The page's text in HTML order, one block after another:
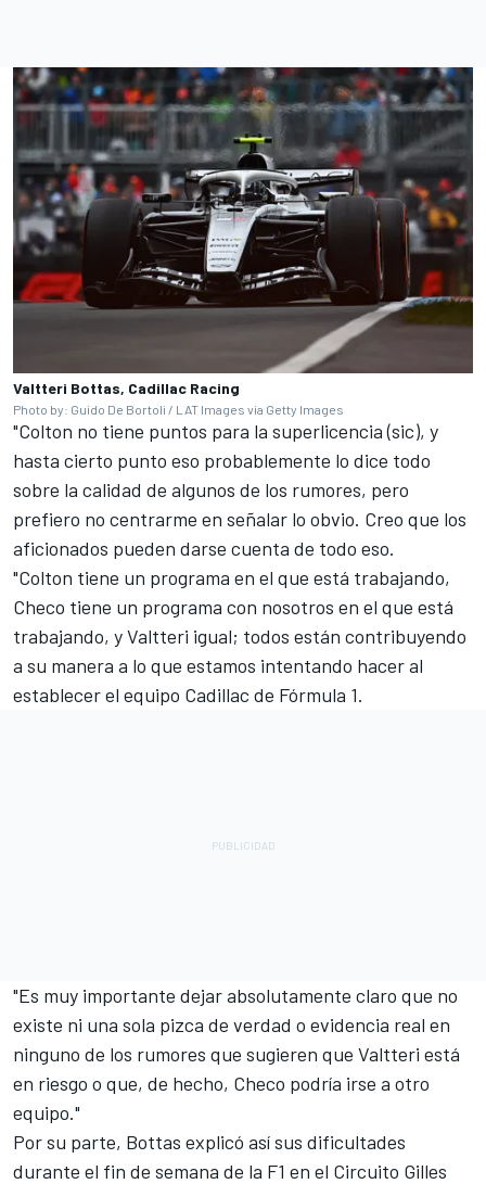
Valtteri Bottas, Cadillac Racing
Photo by: Guido De Bortoli / LAT Images via Getty Images
"Colton no tiene puntos para la superlicencia (sic), y
hasta cierto punto eso probablemente lo dice todo
sobre la calidad de algunos de los rumores, pero
prefiero no centrarme en señalar lo obvio. Creo que los
aficionados pueden darse cuenta de todo eso.
"Colton tiene un programa en el que está trabajando,
Checo tiene un programa con nosotros en el que está
trabajando, y Valtteri igual; todos están contribuyendo
a su manera a lo que estamos intentando hacer al
establecer el equipo Cadillac de Fórmula 1.
"Es muy importante dejar absolutamente claro que no
existe ni una sola pizca de verdad o evidencia real en
ninguno de los rumores que sugieren que Valtteri está
en riesgo o que, de hecho, Checo podría irse a otro
equipo."
Por su parte, Bottas explicó así sus dificultades
durante el fin de semana de la F1 en el Circuito Gilles